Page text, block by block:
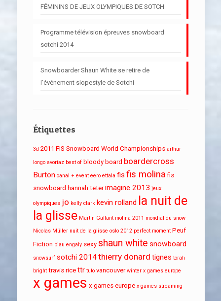
FÉMININS DE JEUX OLYMPIQUES DE SOTCH
Programme télévision épreuves snowboard
sotchi 2014
Snowboarder Shaun White se retire de
l’événement slopestyle de Sotchi
Étiquettes
3d 2011 FIS Snowboard World Championships arthur
longo avoriaz best of bloody board boardercross
Burton canal + event eero ettala fis fis molina fis
snowboard hannah teter imagine 2013 jeux
olympiques jo kelly clark kevin rolland la nuit de
la glisse Martin Gallant molina 2011 mondial du snow
Nicolas Müller nuit de la glisse oslo 2012 perfect moment Peuf
Fiction piau engaly sexy shaun white snowboard
snowsurf sotchi 2014thierry donard tignes torah
bright travis rice ttr tuto vancouver winter x games europe
x games x games europe x games streaming